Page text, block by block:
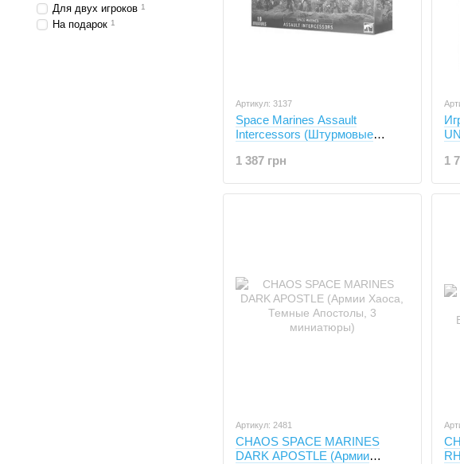
Артикул: 3137
Space Marines Assault
Intercessors (Штурмовые
WarHammer
1 387 грн
1
Артикул: 2481
CHAOS SPACE MARINES
DARK APOSTLE (Армии
Для двух игроков 1
На подарок 1